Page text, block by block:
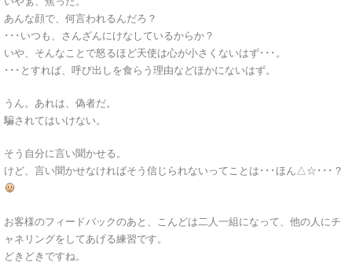
あんな顔で、何言われるんだろ？
･･･いつも、さんざんにけなしているからか？
いや、そんなことで怒るほど天使は心が小さくないはず･･･。
･･･とすれば、呼び出しを食らう理由などほかにないはず。
うん。あれは、偽者だ。
騙されてはいけない。
そう自分に言い聞かせる。
けど、言い聞かせなければそう信じられないってことは･･･ほん△☆･･･？
お客様のフィードバックのあと、こんどは二人一組になって、他の人にチ
ャネリングをしてあげる練習です。
どきどきですね。